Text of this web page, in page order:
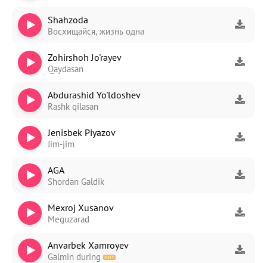
Shahzoda
Восхищайся, жизнь одна
Zohirshoh Jo'rayev
Qaydasan
Abdurashid Yo'ldoshev
Rashk qilasan
Jenisbek Piyazov
Jim-jim
AGA
Shordan Galdik
Mexroj Xusanov
Meguzarad
Anvarbek Xamroyev
Galmin during